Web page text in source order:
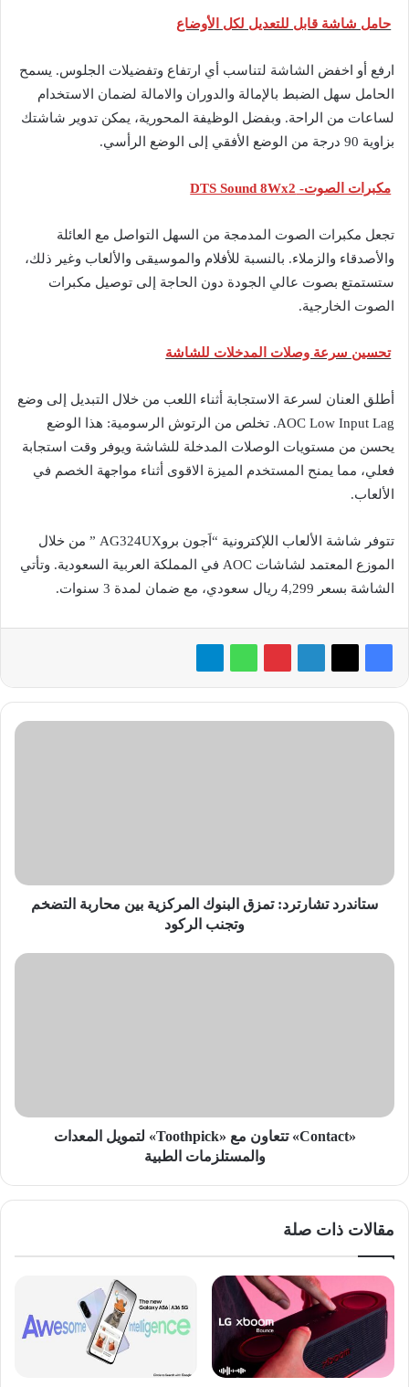
حامل شاشة قابل للتعديل لكل الأوضاع
ارفع أو اخفض الشاشة لتناسب أي ارتفاع وتفضيلات الجلوس. يسمح
الحامل سهل الضبط بالإمالة والدوران والامالة لضمان الاستخدام
لساعات من الراحة. وبفضل الوظيفة المحورية، يمكن تدوير شاشتك
بزاوية 90 درجة من الوضع الأفقي إلى الوضع الرأسي.
مكبرات الصوت- DTS Sound 8Wx2
تجعل مكبرات الصوت المدمجة من السهل التواصل مع العائلة
والأصدقاء والزملاء. بالنسبة للأفلام والموسيقى والألعاب وغير ذلك،
ستستمتع بصوت عالي الجودة دون الحاجة إلى توصيل مكبرات
الصوت الخارجية.
تحسين سرعة وصلات المدخلات للشاشة
أطلق العنان لسرعة الاستجابة أثناء اللعب من خلال التبديل إلى وضع
AOC Low Input Lag. تخلص من الرتوش الرسومية: هذا الوضع
يحسن من مستويات الوصلات المدخلة للشاشة ويوفر وقت استجابة
فعلي، مما يمنح المستخدم الميزة الاقوى أثناء مواجهة الخصم في
الألعاب.
تتوفر شاشة الألعاب اللإكترونية “اَجون بروAG324UX ” من خلال
الموزع المعتمد لشاشات AOC في المملكة العربية السعودية. وتأتي
الشاشة بسعر 4,299 ريال سعودي، مع ضمان لمدة 3 سنوات.
ستاندرد
وتجنب
الركودستاندرد تشارترد: تمزق البنوك المركزية بين محاربة التضخم
وتجنب الركود
«Contact» تتعاون مع «Toothpick» لتمويل المعدات
والمستلزمات الطبية
مقالات ذات صلة